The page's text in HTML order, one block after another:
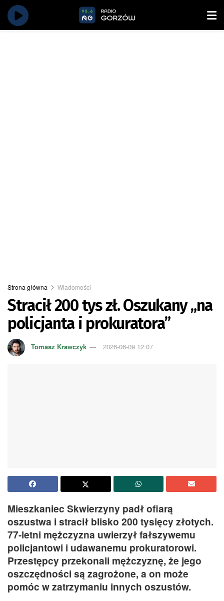
Strona główna Wiadomości
Stracił 200 tys zł. Oszukany „na
policjanta i prokuratora”
Tomasz Krawczyk 2026-06-09 12:07
Mieszkaniec Skwierzyny padł ofiarą
oszustwa i stracił blisko 200 tysięcy złotych.
77-letni mężczyzna uwierzył fałszywemu
policjantowi i udawanemu prokuratorowi.
Przestępcy przekonali mężczyznę, że jego
oszczędności są zagrożone, a on może
pomóc w zatrzymaniu innych oszustów.